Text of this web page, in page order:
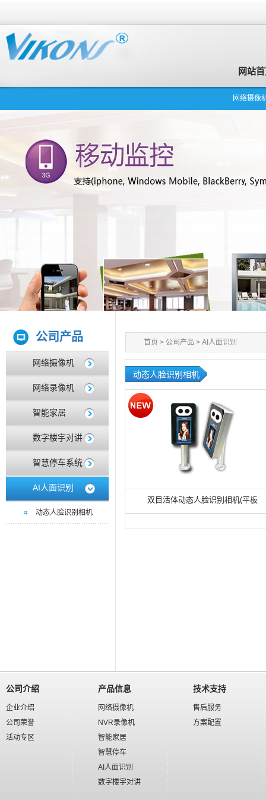
网站
网络摄像
公司产品
网络摄像机
网络录像机
智能家居
数字楼宇对讲
智慧停车系统
AI人面识别
动态人脸识别相机
首页 > 公司产品 > AI人面识别
动态人脸识别相机
双目活体动态人脸识别相机(平板
公司介绍
企业介绍
公司荣誉
活动专区
产品信息
网络摄像机
NVR录像机
智能家居
智慧停车
AI人面识别
数字楼宇对讲
技术支持
售后服务
方案配置